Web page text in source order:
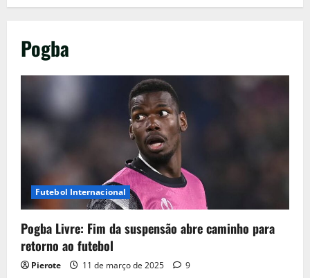
Pogba
Futebol Internacional
Pogba Livre: Fim da suspensão abre caminho para
retorno ao futebol
Pierote 11 de março de 2025 9